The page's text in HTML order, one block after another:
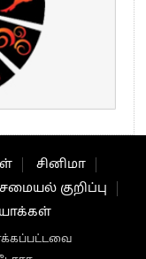
சினிமா
சமையல் குறிப்பு